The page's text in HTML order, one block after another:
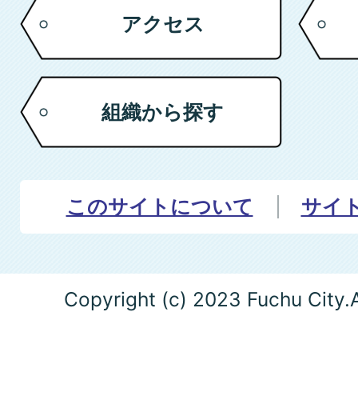
アクセス
組織から探す
このサイトについて サイ
Copyright (c) 2023 Fuchu